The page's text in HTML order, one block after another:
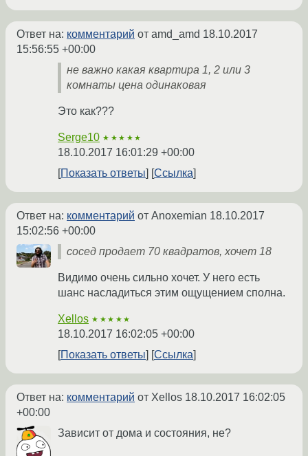
Ответ на: комментарий от amd_amd 18.10.2017
15:56:55 +00:00
не важно какая квартира 1, 2 или 3
комнаты цена одинаковая
Это как???
Serge10 ★★★★★
18.10.2017 16:01:29 +00:00
Показать ответы
Ссылка
Ответ на: комментарий от Anoxemian 18.10.2017
15:02:56 +00:00
сосед продает 70 квадратов, хочет 18
Видимо очень сильно хочет. У него есть
шанс насладиться этим ощущением сполна.
Xellos ★★★★★
18.10.2017 16:02:05 +00:00
Показать ответы
Ссылка
Ответ на: комментарий от Xellos 18.10.2017 16:02:05
+00:00
Зависит от дома и состояния, не?